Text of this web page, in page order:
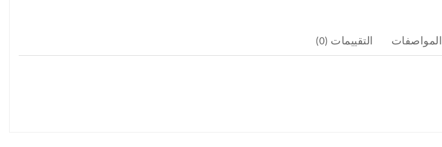
المواصفات التقييمات (0)